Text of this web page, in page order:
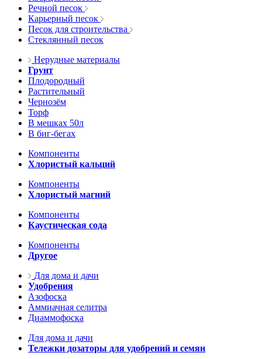
Речной песок
Карьерный песок
Песок для строительства
Стеклянный песок
Нерудные материалы
Грунт
Плодородный
Растительный
Чернозём
Торф
В мешках 50л
В биг-бегах
Компоненты
Хлористый кальций
Компоненты
Хлористый магний
Компоненты
Каустическая сода
Компоненты
Другое
Для дома и дачи
Удобрения
Азофоска
Аммиачная селитра
Диаммофоска
Для дома и дачи
Тележки дозаторы для удобрений и семян